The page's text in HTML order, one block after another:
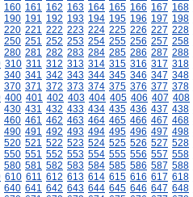
160 161 162 163 164 165 166 167 168
190 191 192 193 194 195 196 197 198
220 221 222 223 224 225 226 227 228
250 251 252 253 254 255 256 257 258
280 281 282 283 284 285 286 287 288
310 311 312 313 314 315 316 317 318
340 341 342 343 344 345 346 347 348
370 371 372 373 374 375 376 377 378
400 401 402 403 404 405 406 407 408
430 431 432 433 434 435 436 437 438
460 461 462 463 464 465 466 467 468
490 491 492 493 494 495 496 497 498
520 521 522 523 524 525 526 527 528
550 551 552 553 554 555 556 557 558
580 581 582 583 584 585 586 587 588
610 611 612 613 614 615 616 617 618
640 641 642 643 644 645 646 647 648